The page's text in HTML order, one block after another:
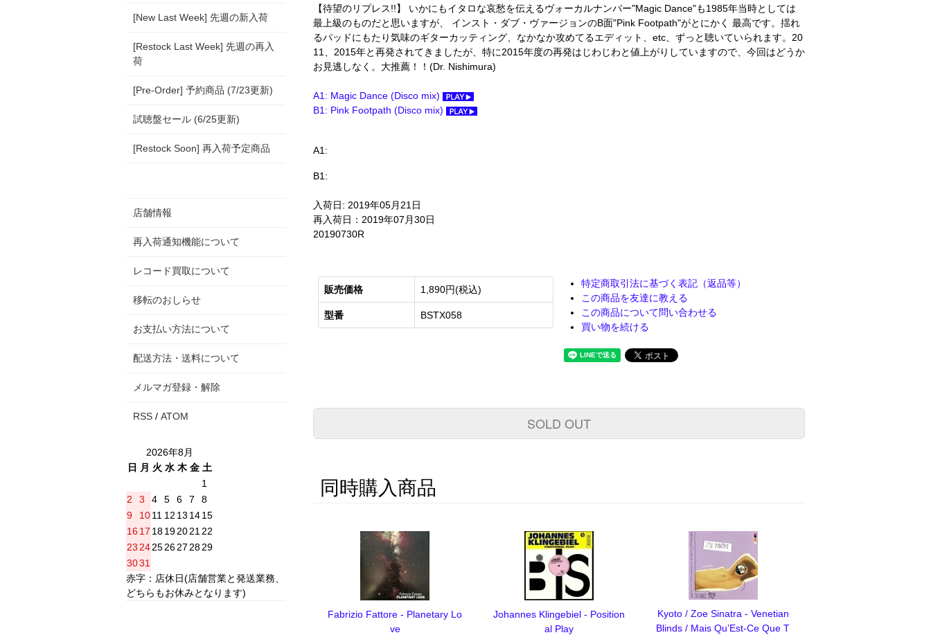
【待望のリプレス!!】 いかにもイタロな哀愁を伝えるヴォーカルナンバー"Magic Dance"も1985年当時としては
最上級のものだと思いますが、 インスト・ダブ・ヴァージョンのB面"Pink Footpath"がとにかく 最高です。揺れ
るパッドにもたり気味のギターカッティング、なかなか攻めてるエディット、etc、ずっと聴いていられます。20
11、2015年と再発されてきましたが、特に2015年度の再発はじわじわと値上がりしていますので、今回はどうか
お見逃しなく。大推薦！！(Dr. Nishimura)
A1: Magic Dance (Disco mix)
B1: Pink Footpath (Disco mix)
A1:
B1:
入荷日: 2019年05月21日
再入荷日：2019年07月30日
20190730R
販売価格 1,890円(税込)
型番 BSTX058
特定商取引法に基づく表記（返品等）
この商品を友達に教える
この商品について問い合わせる
買い物を続ける
SOLD OUT
同時購入商品
Fabrizio Fattore - Planetary Lo
ve
Johannes Klingebiel - Position
al Play
Kyoto / Zoe Sinatra - Venetian
Blinds / Mais Qu’Est-Ce Que T
[New Last Week] 先週の新入荷
[Restock Last Week] 先週の再入
荷
[Pre-Order] 予約商品 (7/23更新)
試聴盤セール (6/25更新)
[Restock Soon] 再入荷予定商品
店舗情報
再入荷通知機能について
レコード買取について
移転のおしらせ
お支払い方法について
配送方法・送料について
メルマガ登録・解除
RSS / ATOM
2026年8月
日
月 火 水 木 金 土
1
2
3 4 5 6 7
8
9
1011 12 13 1415
16 17 18192021 22
23 24252627 2829
3031
赤字：店休日(店舗営業と発送業務、
どちらもお休みとなります)